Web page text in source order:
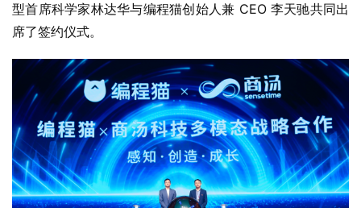
型首席科学家林达华与编程猫创始人兼 CEO 李天驰共同出
席了签约仪式。